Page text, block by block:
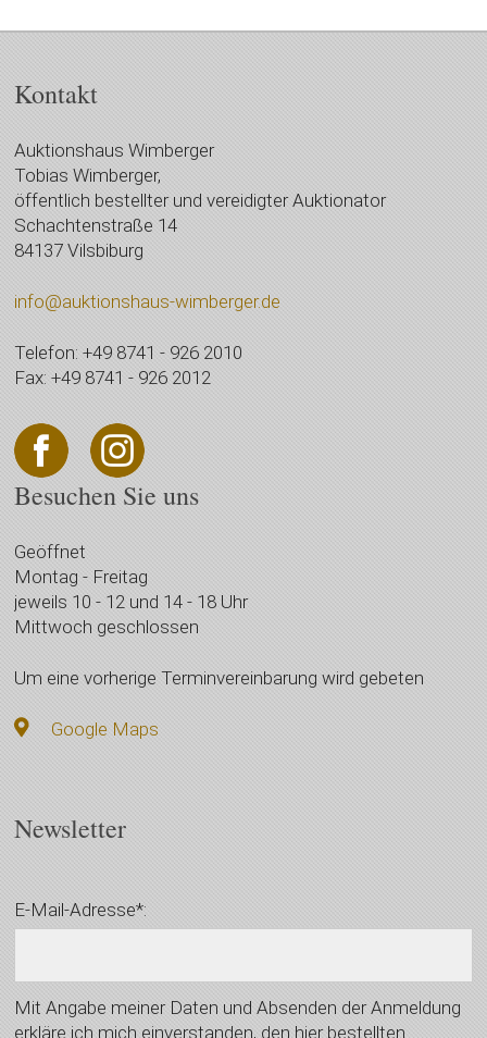
Kontakt
Auktionshaus Wimberger
Tobias Wimberger,
öffentlich bestellter und vereidigter Auktionator
Schachtenstraße 14
84137 Vilsbiburg
info@auktionshaus-wimberger.de
Telefon: +49 8741 - 926 2010
Fax: +49 8741 - 926 2012
Besuchen Sie uns
Geöffnet
Montag - Freitag
jeweils 10 - 12 und 14 - 18 Uhr
Mittwoch geschlossen
Um eine vorherige Terminvereinbarung wird gebeten
Google Maps
Newsletter
E-Mail-Adresse*:
Mit Angabe meiner Daten und Absenden der Anmeldung
erkläre ich mich einverstanden, den hier bestellten